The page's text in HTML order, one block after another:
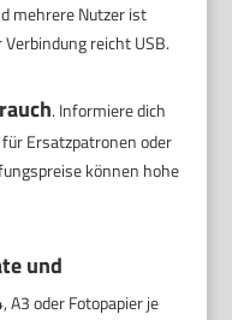
mehrere Nutzer ist
reicht USB.
. Informiere dich
Ersatzpatronen oder
können hohe
und
A3 oder Fotopapier je